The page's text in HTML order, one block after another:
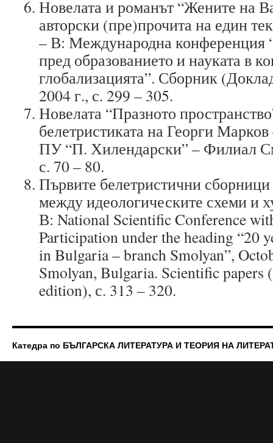
Новелата и романът “Жените на
авторски (пре)прочита на един
– В: Международна конференция
пред образованието и науката в
глобализацията”. Сборник
2004 г., с. 299 – 305.
Новелата “Празното
белетристиката на Георги Марков
ПУ “П. Хилендарски” – Филиал
с. 70 – 80.
Първите белетристични
между идеологическите схеми и
В: National Scientific Conference
Participation under the heading “20
in Bulgaria – branch Smolyan”,
Smolyan, Bulgaria. Scientific papers
edition), с. 313 – 320.
Катедра по БЪЛГАРСКА ЛИТЕРАТУРА И ТЕОРИЯ НА